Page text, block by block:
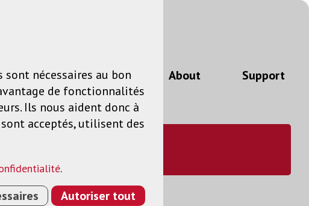
Actualités About Support
nécessaires au bon
de fonctionnalités
Ils nous aident donc à
acceptés, utilisent des
.
Autoriser tout